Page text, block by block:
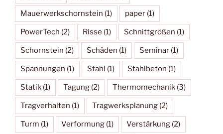
Mauerwerkschornstein (1) paper (1)
PowerTech (2) Risse (1) Schnittgrößen (1)
Schornstein (2) Schäden (1) Seminar (1)
Spannungen (1) Stahl (1) Stahlbeton (1)
Statik (1) Tagung (2) Thermomechanik (3)
Tragverhalten (1) Tragwerksplanung (2)
Turm (1) Verformung (1) Verstärkung (2)